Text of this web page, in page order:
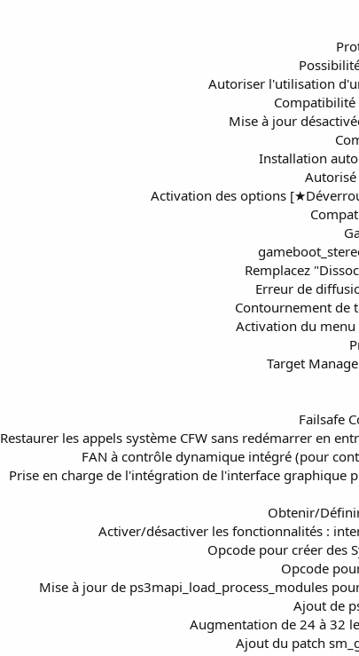
Autoriser l'utilisation
Compatibilité
Mise à jour
Installation
Autorisé
Activation des options
Remplacez
Erreur de
Contournement de
Activation du menu
Target
Failsafe
Restaurer les appels système CFW sans redémarrer en
FAN à contrôle dynamique intégré (pour
Prise en charge de l'intégration de l'interface graphique
Obtenir/
Activer/désactiver les fonctionnalités :
Opcode pour créer des
Opcode
Mise à jour de ps3mapi_load_process_modules
Ajout de
Augmentation de 24 à 32
Ajout du patch